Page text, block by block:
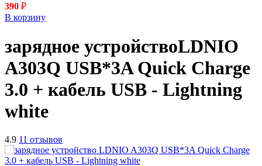
390 ₽
В корзину
зарядное устройствоLDNIO
A303Q USB*3A Quick Charge
3.0 + кабель USB - Lightning
white
4.9 11 отзывов